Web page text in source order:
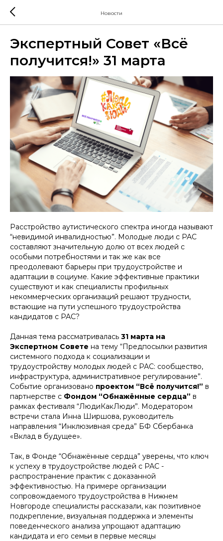
Новости
Экспертный Совет «Всё
получится!» 31 марта
Расстройство аутистического спектра иногда называют
“невидимой инвалидностью”. Молодые люди с РАС
составляют значительную долю от всех людей с
особыми потребностями и так же как все
преодолевают барьеры при трудоустройстве и
адаптации в социуме. Какие эффективные практики
существуют и как специалисты профильных
некоммерческих организаций решают трудности,
встающие на пути успешного трудоустройства
кандидатов с РАС?
Данная тема рассматривалась 31 марта на
Экспертном Совете на тему “Предпосылки развития
системного подхода к социализации и
трудоустройству молодых людей с РАС: сообщество,
инфраструктура, административное регулирование”.
Событие организовано проектом “Всё получится!” в
партнерстве с Фондом “Обнажённые сердца” в
рамках фестиваля “ЛюдиКакЛюди”. Модератором
встречи стала Инна Ширшова, руководитель
направления “Инклюзивная среда” БФ Сбербанка
«Вклад в будущее».
Так, в Фонде “Обнажённые сердца” уверены, что ключ
к успеху в трудоустройстве людей с РАС -
распространение практик с доказанной
эффективностью. На примере организации
сопровождаемого трудоустройства в Нижнем
Новгороде специалисты рассказали, как позитивное
подкрепление, визуальная поддержка и элементы
поведенческого анализа упрощают адаптацию
кандидата и его семьи в первые месяцы